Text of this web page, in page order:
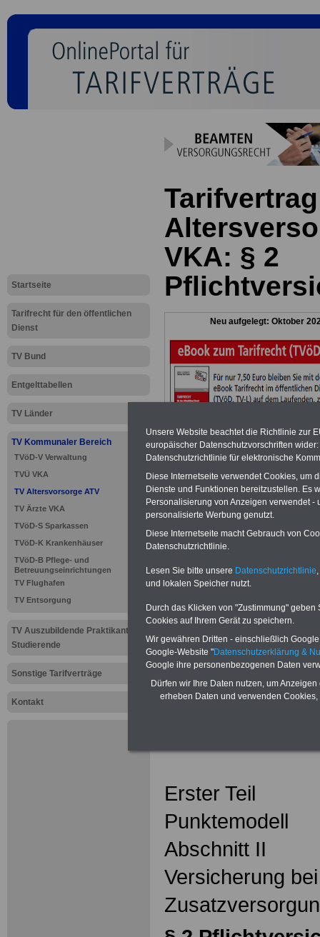
Startseite
Tarifrecht für den öffentlichen
Dienst
TV Bund
Entgelttabellen
TV Länder
TV Kommunaler Bereich
TVöD-V Verwaltung
TVÜ VKA
TV Altersvorsorge ATV
TV Ärzte VKA
TVöD-S Sparkassen
TVöD-K Krankenhäuser
TVöD-B Pflege- und
Betreuungseinrichtungen
TV Flughafen
TV Entsorgung
TV Auszubildende Praktikanten
Studierende
Sonstige Tarifverträge
Kontakt
Tarifvertrag
VKA: § 2
Neu aufgelegt: Oktober
>>>zur
Tarifvertrag
VKA: §
Erster Teil
Punktemodell
Abschnitt II
Versicherung
Unsere Website beachtet die Richtlinie zur
europäischer Datenschutzvorschriften
Datenschutzrichtlinie für elektronische
Diese Internetseite verwendet Cookies, um
Dienste und Funktionen bereitzustellen. Es
Personalisierung von Anzeigen verwendet
personalisierte Werbung genutzt.
Diese Internetseite macht Gebrauch von
Datenschutzrichtlinie.
Lesen Sie bitte unsere Datenschutzrichtlinie
und lokalen Speicher nutzt.
Durch das Klicken von "Zustimmung"
Cookies auf Ihrem Gerät zu speichern.
Wir gewähren Dritten - einschließlich
Google-Website "Datenschutzerklärung &
Google ihre personenbezogenen Daten
Dürfen wir Ihre Daten nutzen, um
erheben Daten und verwenden